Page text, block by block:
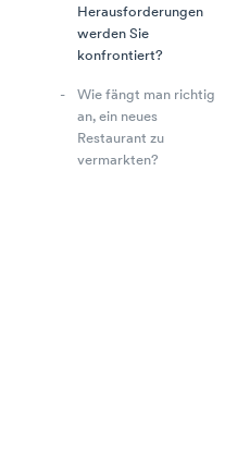
Herausforderungen
werden Sie
konfrontiert?
Wie fängt man richtig
an, ein neues
Restaurant zu
vermarkten?